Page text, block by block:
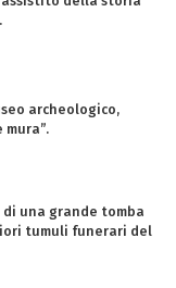
archeologico,
mura”.
di una grande tomba
tumuli funerari del